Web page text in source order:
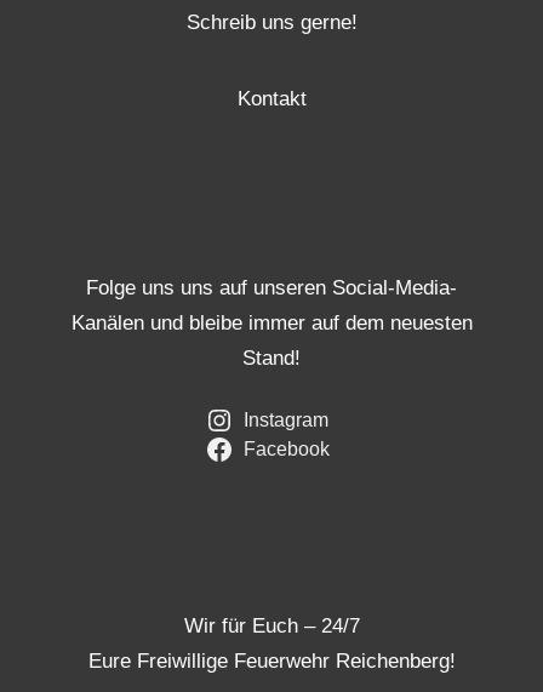
Schreib uns gerne!
Kontakt
Folge uns uns auf unseren Social-Media-
Kanälen und bleibe immer auf dem neuesten
Stand!
Instagram
Facebook
Wir für Euch – 24/7
Eure Freiwillige Feuerwehr Reichenberg!